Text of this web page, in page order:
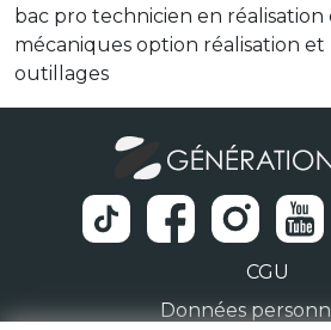
bac pro technicien en
mécaniques option réalisation
outillages
CGU
Données